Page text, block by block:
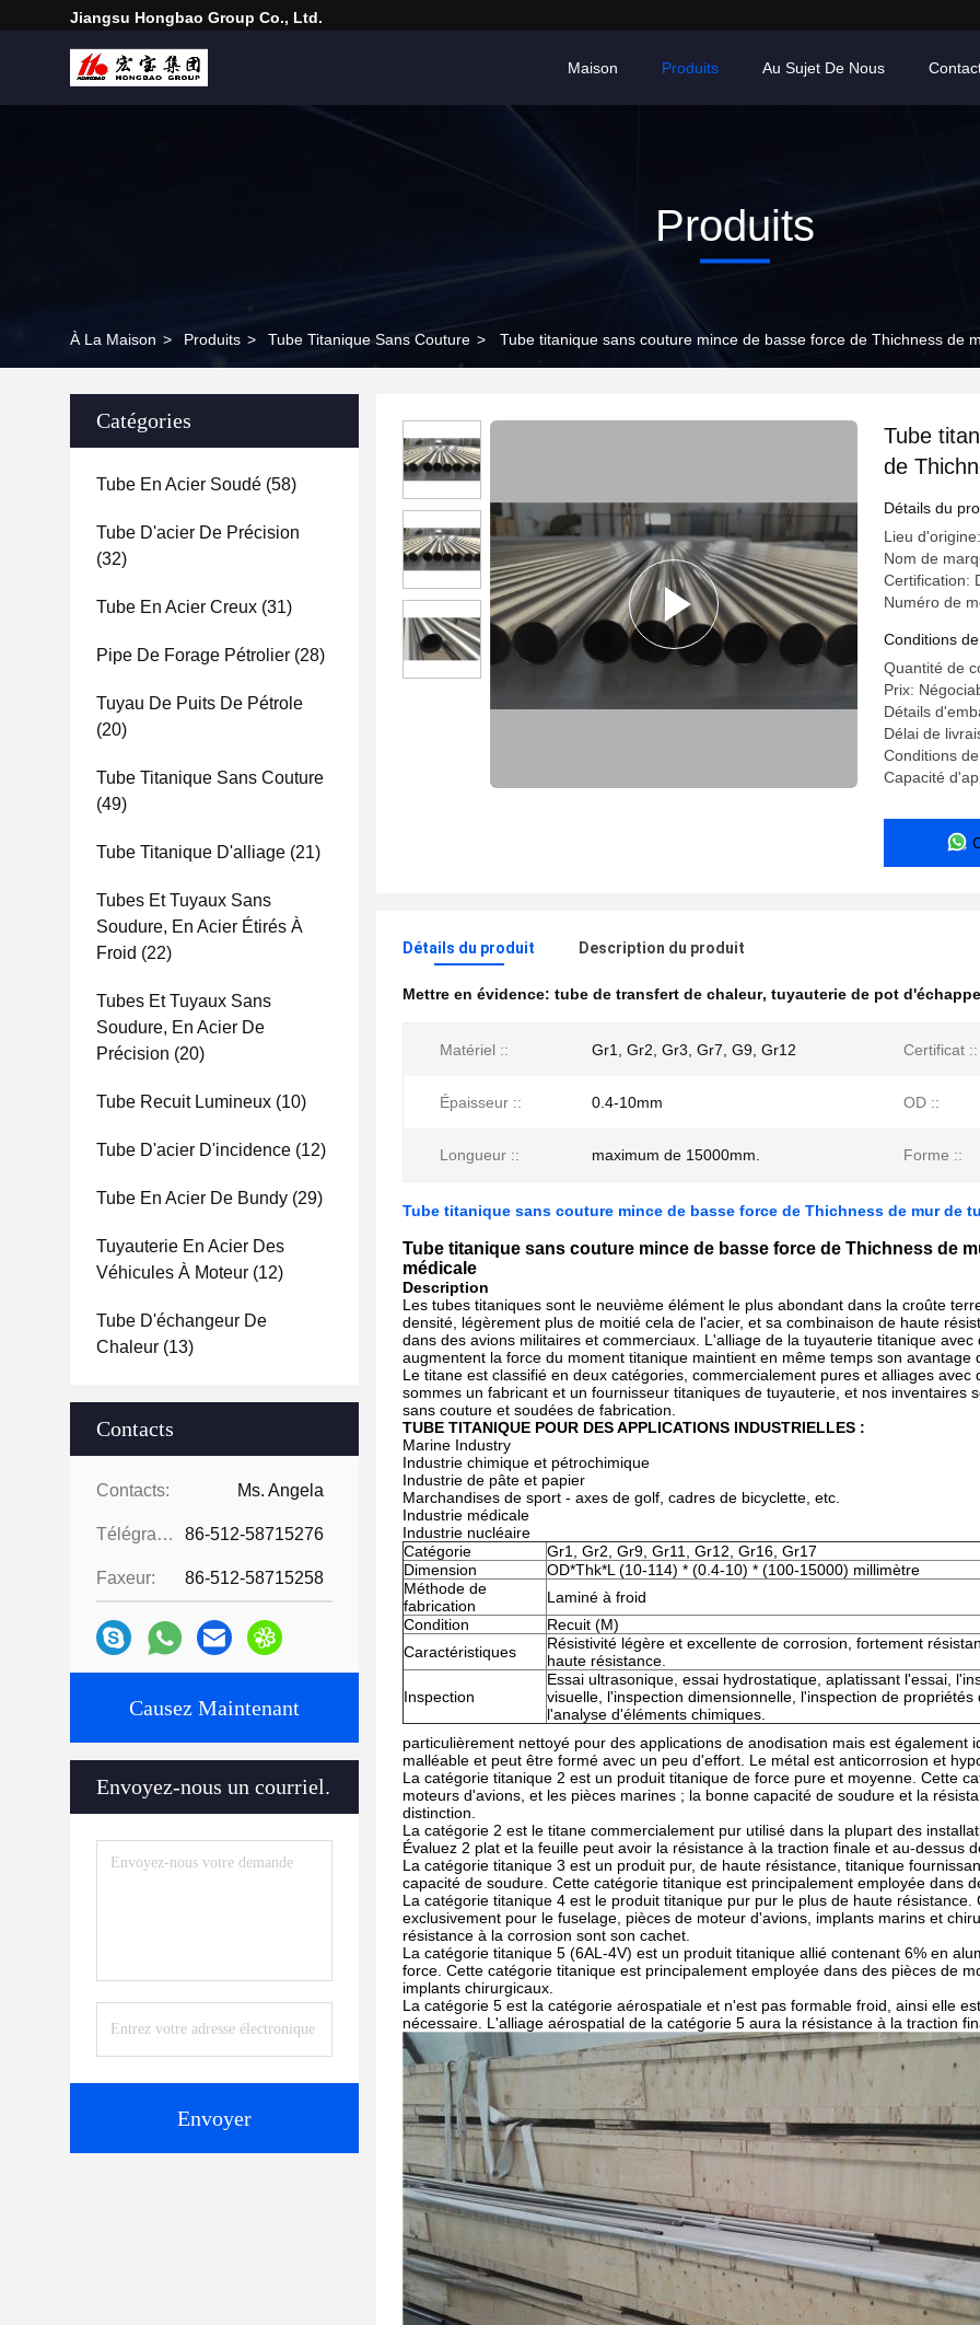
Jiangsu Hongbao Group Co., Ltd.
Maison Produits Au Sujet De Nous
Produits
À La Maison > Produits > Tube Titanique Sans Couture > Tube titanique sans couture mince de basse force de Thichness de
Catégories
Tube En Acier Soudé (58)
Tube D'acier De Précision
(32)
Tube En Acier Creux (31)
Pipe De Forage Pétrolier (28)
Tuyau De Puits De Pétrole
(20)
Tube Titanique Sans Couture
(49)
Tube Titanique D'alliage (21)
Tubes Et Tuyaux Sans
Soudure, En Acier Étirés À
Froid (22)
Tubes Et Tuyaux Sans
Soudure, En Acier De
Précision (20)
Tube Recuit Lumineux (10)
Tube D'acier D'incidence (12)
Tube En Acier De Bundy (29)
Tuyauterie En Acier Des
Véhicules À Moteur (12)
Tube D'échangeur De
Chaleur (13)
Contacts
Contacts: Ms. Angela
Télégramme: 86-512-58715276
Faxeur: 86-512-58715258
Causez Maintenant
Envoyez-nous un courriel.
Envoyer
Tube
de
chaleur
Détails du
Lieu
Nom de
Certification:
Numéro de
Conditions
Quantité de
Prix:
Détails
Délai de
Conditions
Capacité
Détails du produit Description du produit
Mettre en évidence: tube de transfert de chaleur, tuyauterie de pot
Matériel :: Gr1, Gr2, Gr3, Gr7, G9, Gr12 Certificat ::
Épaisseur :: 0.4-10mm OD ::
Longueur :: maximum de 15000mm. Forme ::
Tube titanique sans couture mince de basse force de Thichness de mur de
Tube titanique sans couture mince de basse force de Thichness de
médicale
Description
Les tubes titaniques sont le neuvième élément le plus abondant dans la croûte
densité, légèrement plus de moitié cela de l'acier, et sa combinaison de haute
dans des avions militaires et commerciaux. L'alliage de la tuyauterie titanique
augmentent la force du moment titanique maintient en même temps son avantage
Le titane est classifié en deux catégories, commercialement pures et alliages
sommes un fabricant et un fournisseur titaniques de tuyauterie, et nos inventaires
sans couture et soudées de fabrication.
TUBE TITANIQUE POUR DES APPLICATIONS INDUSTRIELLES :
Marine Industry
Industrie chimique et pétrochimique
Industrie de pâte et papier
Marchandises de sport - axes de golf, cadres de bicyclette, etc.
Industrie médicale
Industrie nucléaire
Catégorie
Gr1, Gr2, Gr9, Gr11, Gr12, Gr16, Gr17
Dimension
OD*Thk*L (10-114) * (0.4-10) * (100-15000) millimètre
Méthode de
fabrication
Laminé à froid
Condition
Recuit (M)
Caractéristiques
Résistivité légère et excellente de corrosion, fortement
haute résistance.
Inspection
Essai ultrasonique, essai hydrostatique, aplatissant l'essai,
visuelle, l'inspection dimensionnelle, l'inspection de propriétés
l'analyse d'éléments chimiques.
particulièrement nettoyé pour des applications de anodisation mais est
malléable et peut être formé avec un peu d'effort. Le métal est anticorrosion et
La catégorie titanique 2 est un produit titanique de force pure et moyenne. Cette
moteurs d'avions, et les pièces marines ; la bonne capacité de soudure et la
distinction.
La catégorie 2 est le titane commercialement pur utilisé dans la plupart des
Évaluez 2 plat et la feuille peut avoir la résistance à la traction finale et au-dessus
La catégorie titanique 3 est un produit pur, de haute résistance, titanique
capacité de soudure. Cette catégorie titanique est principalement employée dans
La catégorie titanique 4 est le produit titanique pur pur le plus de haute
exclusivement pour le fuselage, pièces de moteur d'avions, implants marins et
résistance à la corrosion sont son cachet.
La catégorie titanique 5 (6AL-4V) est un produit titanique allié contenant 6% en
force. Cette catégorie titanique est principalement employée dans des pièces de
implants chirurgicaux.
La catégorie 5 est la catégorie aérospatiale et n'est pas formable froid, ainsi elle
nécessaire. L'alliage aérospatial de la catégorie 5 aura la résistance à la traction